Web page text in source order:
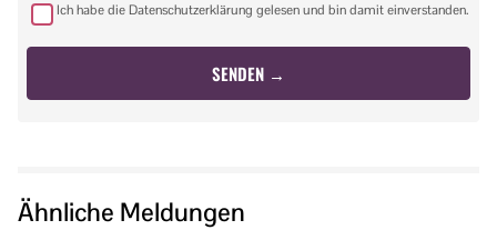
Ich habe die Datenschutzerklärung gelesen und bin damit einverstanden.
Ähnliche Meldungen